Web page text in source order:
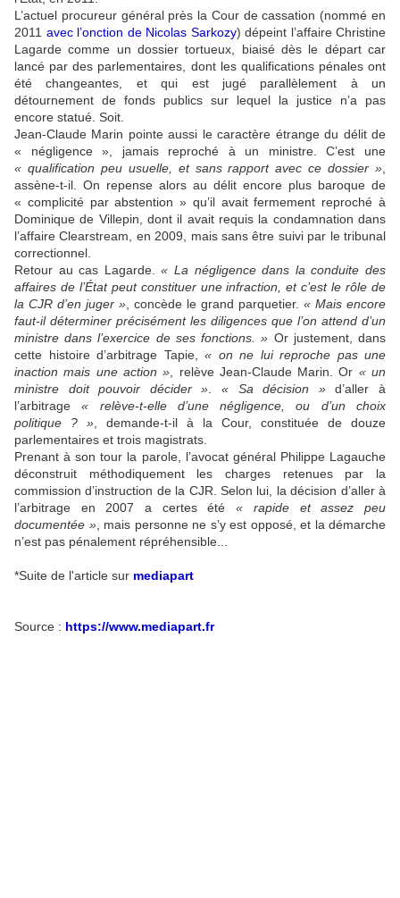
L’actuel procureur général près la Cour de cassation (nommé en
2011 avec l’onction de Nicolas Sarkozy) dépeint l’affaire Christine
Lagarde comme un dossier tortueux, biaisé dès le départ car
lancé par des parlementaires, dont les qualifications pénales ont
été changeantes, et qui est jugé parallèlement à un
détournement de fonds publics sur lequel la justice n’a pas
encore statué. Soit.
Jean-Claude Marin pointe aussi le caractère étrange du délit de
« négligence », jamais reproché à un ministre. C’est une
« qualification peu usuelle, et sans rapport avec ce dossier »
assène-t-il. On repense alors au délit encore plus baroque de
« complicité par abstention » qu’il avait fermement reproché à
Dominique de Villepin, dont il avait requis la condamnation dans
l’affaire Clearstream, en 2009, mais sans être suivi par le tribunal
correctionnel.
Retour au cas Lagarde.« La négligence dans la conduite des
affaires de l’État peut constituer une infraction, et c’est le rôle de
la CJR d’en juger » , concède le grand parquetier. « Mais encore
faut-il déterminer précisément les diligences que l’on attend d’un
ministre dans l’exercice de ses fonctions. » Or justement, dans
cette histoire d’arbitrage Tapie, « on ne lui reproche pas une
inaction mais une action » , relève Jean-Claude Marin. Or « un
ministre doit pouvoir décider » .« Sa décision »d’aller à
l’arbitrage« relève-t-elle d’une négligence, ou d’un choix
politique ? » , demande-t-il à la Cour, constituée de douze
parlementaires et trois magistrats.
Prenant à son tour la parole, l’avocat général Philippe Lagauche
déconstruit méthodiquement les charges retenues par la
commission d’instruction de la CJR. Selon lui, la décision d’aller à
l’arbitrage en 2007 a certes été« rapide et assez peu
documentée », mais personne ne s’y est opposé, et la démarche
n’est pas pénalement répréhensible...
*Suite de l'article sur mediapart
Source : https://www.mediapart.fr